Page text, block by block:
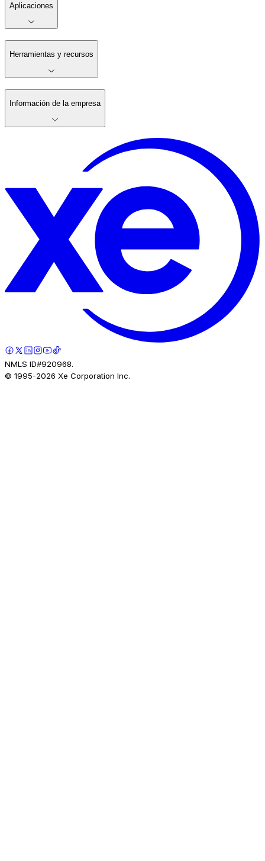
Aplicaciones
Herramientas y recursos
Información de la empresa
NMLS ID#920968.
© 1995-2026 Xe Corporation Inc.